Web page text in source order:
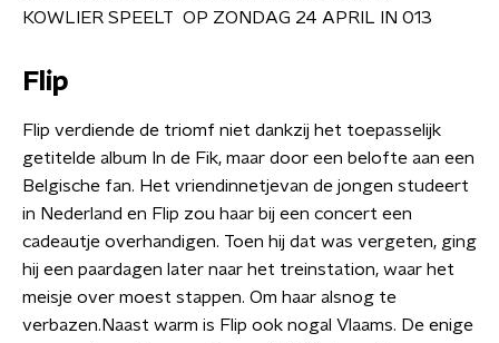
KOWLIER SPEELT OP ZONDAG 24 APRIL IN 013
Flip
Flip verdiende de triomf niet dankzij het toepasselijk
getitelde album In de Fik, maar door een belofte aan een
Belgische fan. Het vriendinnetjevan de jongen studeert
in Nederland en Flip zou haar bij een concert een
cadeautje overhandigen. Toen hij dat was vergeten, ging
hij een paardagen later naar het treinstation, waar het
meisje over moest stappen. Om haar alsnog te
verbazen.Naast warm is Flip ook nogal Vlaams. De enige